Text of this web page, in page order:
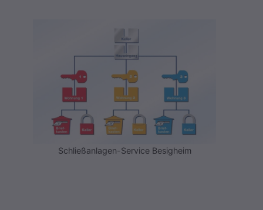
Schließanlagen-Service Besigheim